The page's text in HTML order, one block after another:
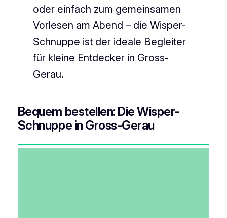
oder einfach zum gemeinsamen
Vorlesen am Abend – die Wisper-
Schnuppe ist der ideale Begleiter
für kleine Entdecker in Gross-
Gerau.
Bequem bestellen: Die Wisper-
Schnuppe in Gross-Gerau